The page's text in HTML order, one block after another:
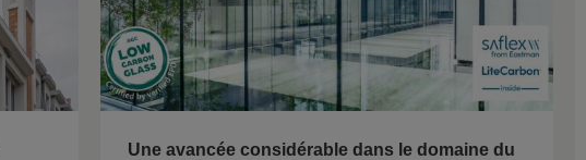
Une avancée considérable dans le domaine du